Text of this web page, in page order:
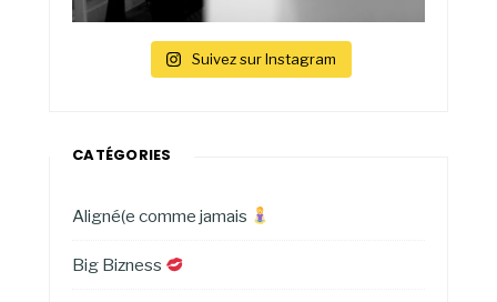
Suivez sur Instagram
CATÉGORIES
Aligné(e comme jamais
Big Bizness